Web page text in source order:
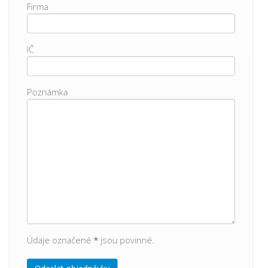
Firma
IČ
Poznámka
Údaje označené * jsou povinné.